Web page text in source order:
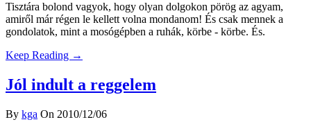
Tisztára bolond vagyok, hogy olyan dolgokon pörög az agyam,
amiről már régen le kellett volna mondanom! És csak mennek a
gondolatok, mint a mosógépben a ruhák, körbe - körbe. És.
Keep Reading →
Jól indult a reggelem
By kga On 2010/12/06